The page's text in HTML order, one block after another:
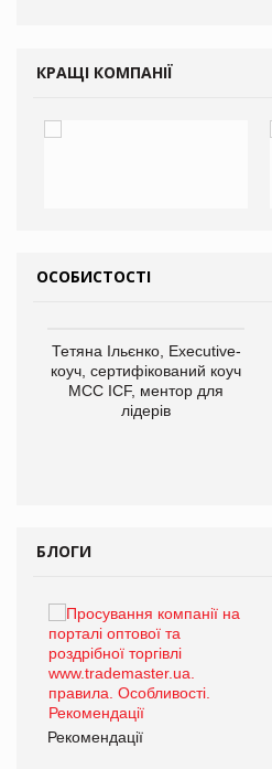
КРАЩІ КОМПАНІЇ
ОСОБИСТОСТІ
Тетяна Ільєнко, Executive-
коуч, сертифікований коуч
МСС ICF, ментор для
лідерів
БЛОГИ
Рекомендації